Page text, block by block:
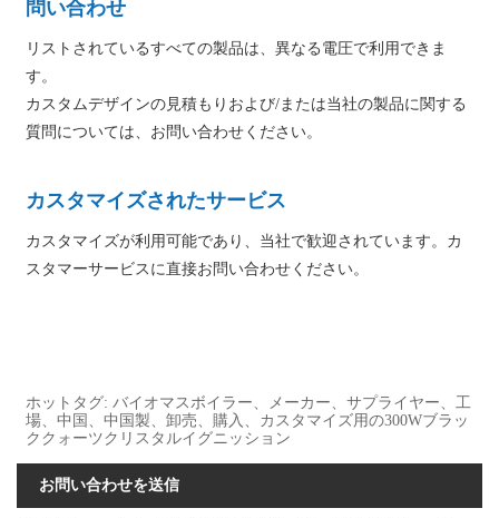
問い合わせ
リストされているすべての製品は、異なる電圧で利用できま
す。
カスタムデザインの見積もりおよび/または当社の製品に関する
質問については、お問い合わせください。
カスタマイズされたサービス
カスタマイズが利用可能であり、当社で歓迎されています。カ
スタマーサービスに直接お問い合わせください。
ホットタグ: バイオマスボイラー、メーカー、サプライヤー、工
場、中国、中国製、卸売、購入、カスタマイズ用の300Wブラッ
ククォーツクリスタルイグニッション
お問い合わせを送信